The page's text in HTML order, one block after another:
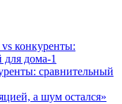
сравнительный